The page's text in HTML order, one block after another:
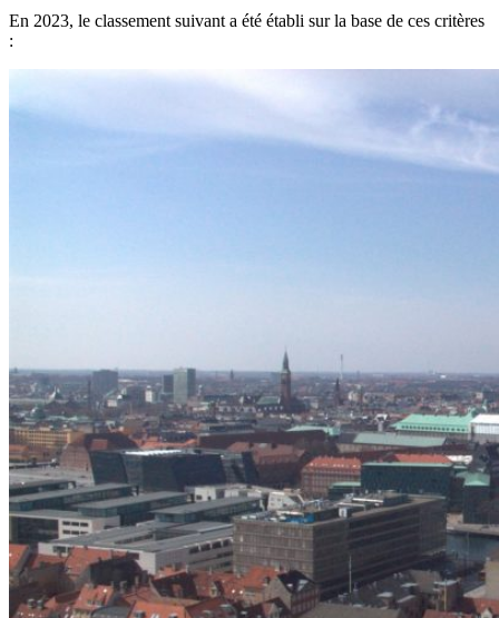
En 2023, le classement suivant a été établi sur la base de ces critères
: